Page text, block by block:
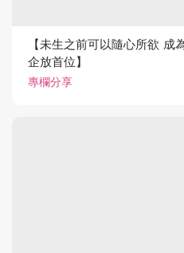
專欄分享
【未生之前可以隨心所欲 成
企放首位】